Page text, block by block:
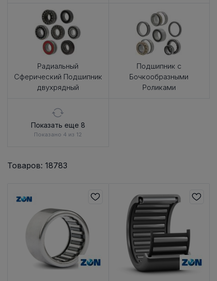
Радиальный
Сферический Подшипник
двухрядный
Подшипник с
Бочкообразными
Роликами
Показать еще 8
Показано 4 из 12
Товаров: 18783